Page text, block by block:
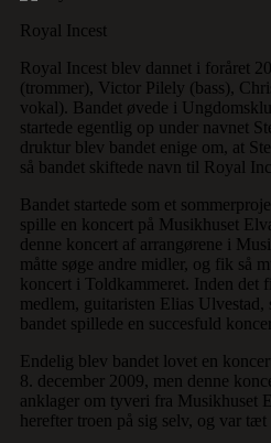
Royal Incest
Royal Incest blev dannet i foråret
(trommer), Victor Pilely (bass),
vokal). Bandet øvede i
startede egentlig op under navnet
druktur blev bandet enige om, at
så bandet skiftede navn til Royal
Bandet startede som et
spille en koncert på Musikhuset
denne koncert af arrangørene i
måtte søge andre midler, og fik så
koncert i Toldkammeret. Inden det
medlem, guitaristen Elias Ulvestad,
bandet spillede en succesfuld
Endelig blev bandet lovet en
8. december 2009, men denne
anklager om tyveri fra Musikhuset
herefter troen på sig selv, og var tæt